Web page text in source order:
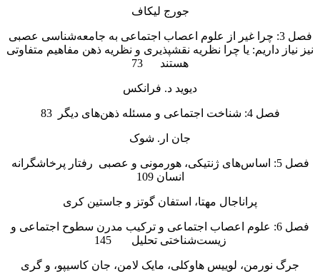
جورج لیکاف
فصل 3: چرا غیر از علوم اعصاب اجتماعی به جامعه‌شناسی عصبی
نیز نیاز داریم: یا چرا نظریه نقشپذیری و نظریه ذهن مفاهیم متفاوتی
هستند 73
دیوید د. فرانکس
فصل 4: شناخت اجتماعی و مسئله ذهن‌های دیگر 83
جان ار. شوک
فصل 5: اساس‌های ژنتیکی، هورمونی و عصبی رفتار پرخاشگرانه
انسان 109
پراناجال مهتا، استفان گوتز و جاستین کری
فصل 6: علوم اعصاب اجتماعی و ترکیب مدرن سطوح اجتماعی و
زیست‌شناختی تحلیل 145
جرگ نورمن، لوییس هاوکلی، مایک لامن، جان کاسیپو، و گری